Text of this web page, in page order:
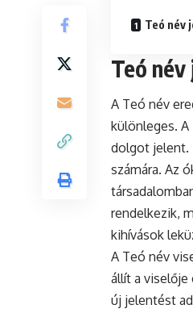
Teó név
Teó
A Teó név
különleges.
dolgot jelent.
számára. Az
rendelkezik,
kihívások
A Teó név
állít a viselője
új jelentést